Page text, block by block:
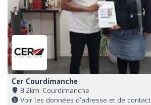
Cer Courdimanche
8,2km, Courdimanche
Voir les données d'adresse et de contact